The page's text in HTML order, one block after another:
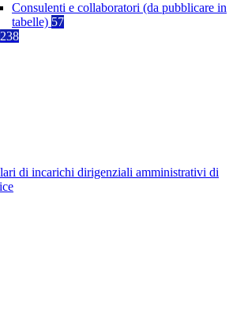
Consulenti e collaboratori (da pubblicare in
tabelle) 57
238
di incarichi dirigenziali amministrativi di